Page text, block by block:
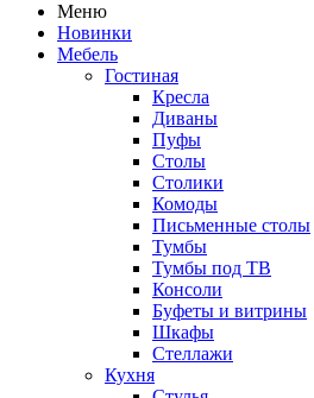
Меню
Новинки
Мебель
Гостиная
Кресла
Диваны
Пуфы
Столы
Столики
Комоды
Письменные столы
Тумбы
Тумбы под ТВ
Консоли
Буфеты и витрины
Шкафы
Стеллажи
Кухня